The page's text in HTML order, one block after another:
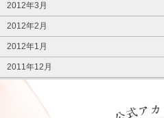
2012年3月
2012年2月
2012年1月
2011年12月